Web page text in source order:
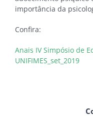
importância da
Confira:
Anais IV Simpósio de
UNIFIMES_set_2019